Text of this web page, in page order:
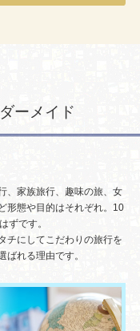
ーメイド
、家族旅行、趣味の旅、女
形態や目的はそれぞれ。10
ずです。
チにしてこだわりの旅行を
れる理由です。